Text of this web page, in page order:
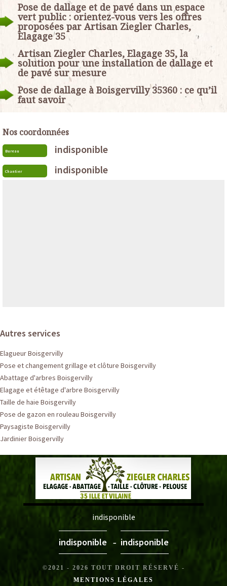
Pose de dallage et de pavé dans un espace
vert public : orientez-vous vers les offres
proposées par Artisan Ziegler Charles,
Elagage 35
Artisan Ziegler Charles, Elagage 35, la
solution pour une installation de dallage et
de pavé sur mesure
Pose de dallage à Boisgervilly 35360 : ce qu’il
faut savoir
Nos coordonnées
Bureau indisponible
Chantier indisponible
Autres services
Elagueur Boisgervilly
Pose et changement grillage et clôture Boisgervilly
Abattage d'arbres Boisgervilly
Elagage et étêtage d'arbre Boisgervilly
Taille de haie Boisgervilly
Pose de gazon en rouleau Boisgervilly
Paysagiste Boisgervilly
Jardinier Boisgervilly
indisponible
indisponible - indisponible
©2021 - 2026 TOUT DROIT RÉSERVÉ -
MENTIONS LÉGALES